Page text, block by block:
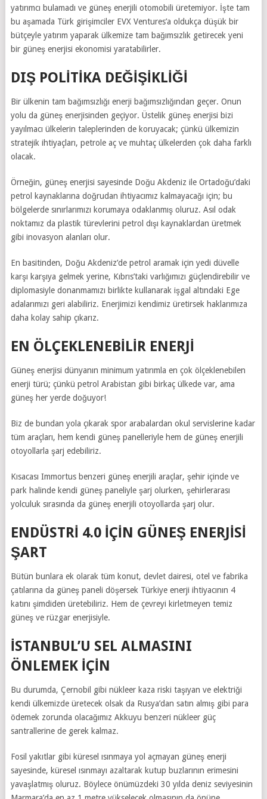
yatırımcı bulamadı ve güneş enerjili otomobili üretemiyor. İşte tam
bu aşamada Türk girişimciler EVX Ventures’a oldukça düşük bir
bütçeyle yatırım yaparak ülkemize tam bağımsızlık getirecek yeni
bir güneş enerjisi ekonomisi yaratabilirler.
DIŞ POLİTİKA DEĞİŞİKLİĞİ
Bir ülkenin tam bağımsızlığı enerji bağımsızlığından geçer. Onun
yolu da güneş enerjisinden geçiyor. Üstelik güneş enerjisi bizi
yayılmacı ülkelerin taleplerinden de koruyacak; çünkü ülkemizin
stratejik ihtiyaçları, petrole aç ve muhtaç ülkelerden çok daha farklı
olacak.
Örneğin, güneş enerjisi sayesinde Doğu Akdeniz ile Ortadoğu’daki
petrol kaynaklarına doğrudan ihtiyacımız kalmayacağı için; bu
bölgelerde sınırlarımızı korumaya odaklanmış oluruz. Asıl odak
noktamız da plastik türevlerini petrol dışı kaynaklardan üretmek
gibi inovasyon alanları olur.
En basitinden, Doğu Akdeniz’de petrol aramak için yedi düvelle
karşı karşıya gelmek yerine, Kıbrıs’taki varlığımızı güçlendirebilir ve
diplomasiyle donanmamızı birlikte kullanarak işgal altındaki Ege
adalarımızı geri alabiliriz. Enerjimizi kendimiz üretirsek haklarımıza
daha kolay sahip çıkarız.
EN ÖLÇEKLENEBİLİR ENERJİ
Güneş enerjisi dünyanın minimum yatırımla en çok ölçeklenebilen
enerji türü; çünkü petrol Arabistan gibi birkaç ülkede var, ama
güneş her yerde doğuyor!
Biz de bundan yola çıkarak spor arabalardan okul servislerine kadar
tüm araçları, hem kendi güneş panelleriyle hem de güneş enerjili
otoyollarla şarj edebiliriz.
Kısacası Immortus benzeri güneş enerjili araçlar, şehir içinde ve
park halinde kendi güneş paneliyle şarj olurken, şehirlerarası
yolculuk sırasında da güneş enerjili otoyollarda şarj olur.
ENDÜSTRİ 4.0 İÇİN GÜNEŞ ENERJİSİ
ŞART
Bütün bunlara ek olarak tüm konut, devlet dairesi, otel ve fabrika
çatılarına da güneş paneli döşersek Türkiye enerji ihtiyacının 4
katını şimdiden üretebiliriz. Hem de çevreyi kirletmeyen temiz
güneş ve rüzgar enerjisiyle.
İSTANBUL’U SEL ALMASINI
ÖNLEMEK İÇİN
Bu durumda, Çernobil gibi nükleer kaza riski taşıyan ve elektriği
kendi ülkemizde üretecek olsak da Rusya’dan satın almış gibi para
ödemek zorunda olacağımız Akkuyu benzeri nükleer güç
santrallerine de gerek kalmaz.
Fosil yakıtlar gibi küresel ısınmaya yol açmayan güneş enerji
sayesinde, küresel ısınmayı azaltarak kutup buzlarının erimesini
yavaşlatmış oluruz. Böylece önümüzdeki 30 yılda deniz seviyesinin